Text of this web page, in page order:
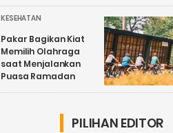
KESEHATAN
Pakar Bagikan Kiat
Memilih Olahraga
saat Menjalankan
Puasa Ramadan
PILIHAN EDITOR